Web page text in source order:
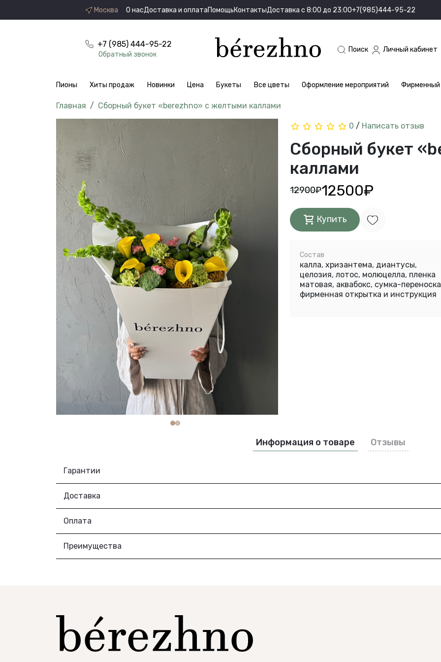
Москва О насДоставка и оплатаПомощьКонтактыДоставка с 8:00 до 23:00+7(985)444-95-22
+7 (985) 444-95-22
Обратный звонок
Поиск Личный кабинет
Пионы Хиты продаж Новинки Цена Букеты Все цветы Оформление мероприятий Фирменный
Сборный букет «berezhno» с желтыми каллами
0 / Написать отзыв
Сборный букет
каллами
12900₽12500₽
Купить
Состав
калла, хризантема, диантусы,
целозия, лотос, молюцелла, пленка
матовая, аквабокс, сумка-
фирменная открытка и инструкция
Информация о товаре Отзывы
Гарантии
Доставка
Оплата
Преимущества